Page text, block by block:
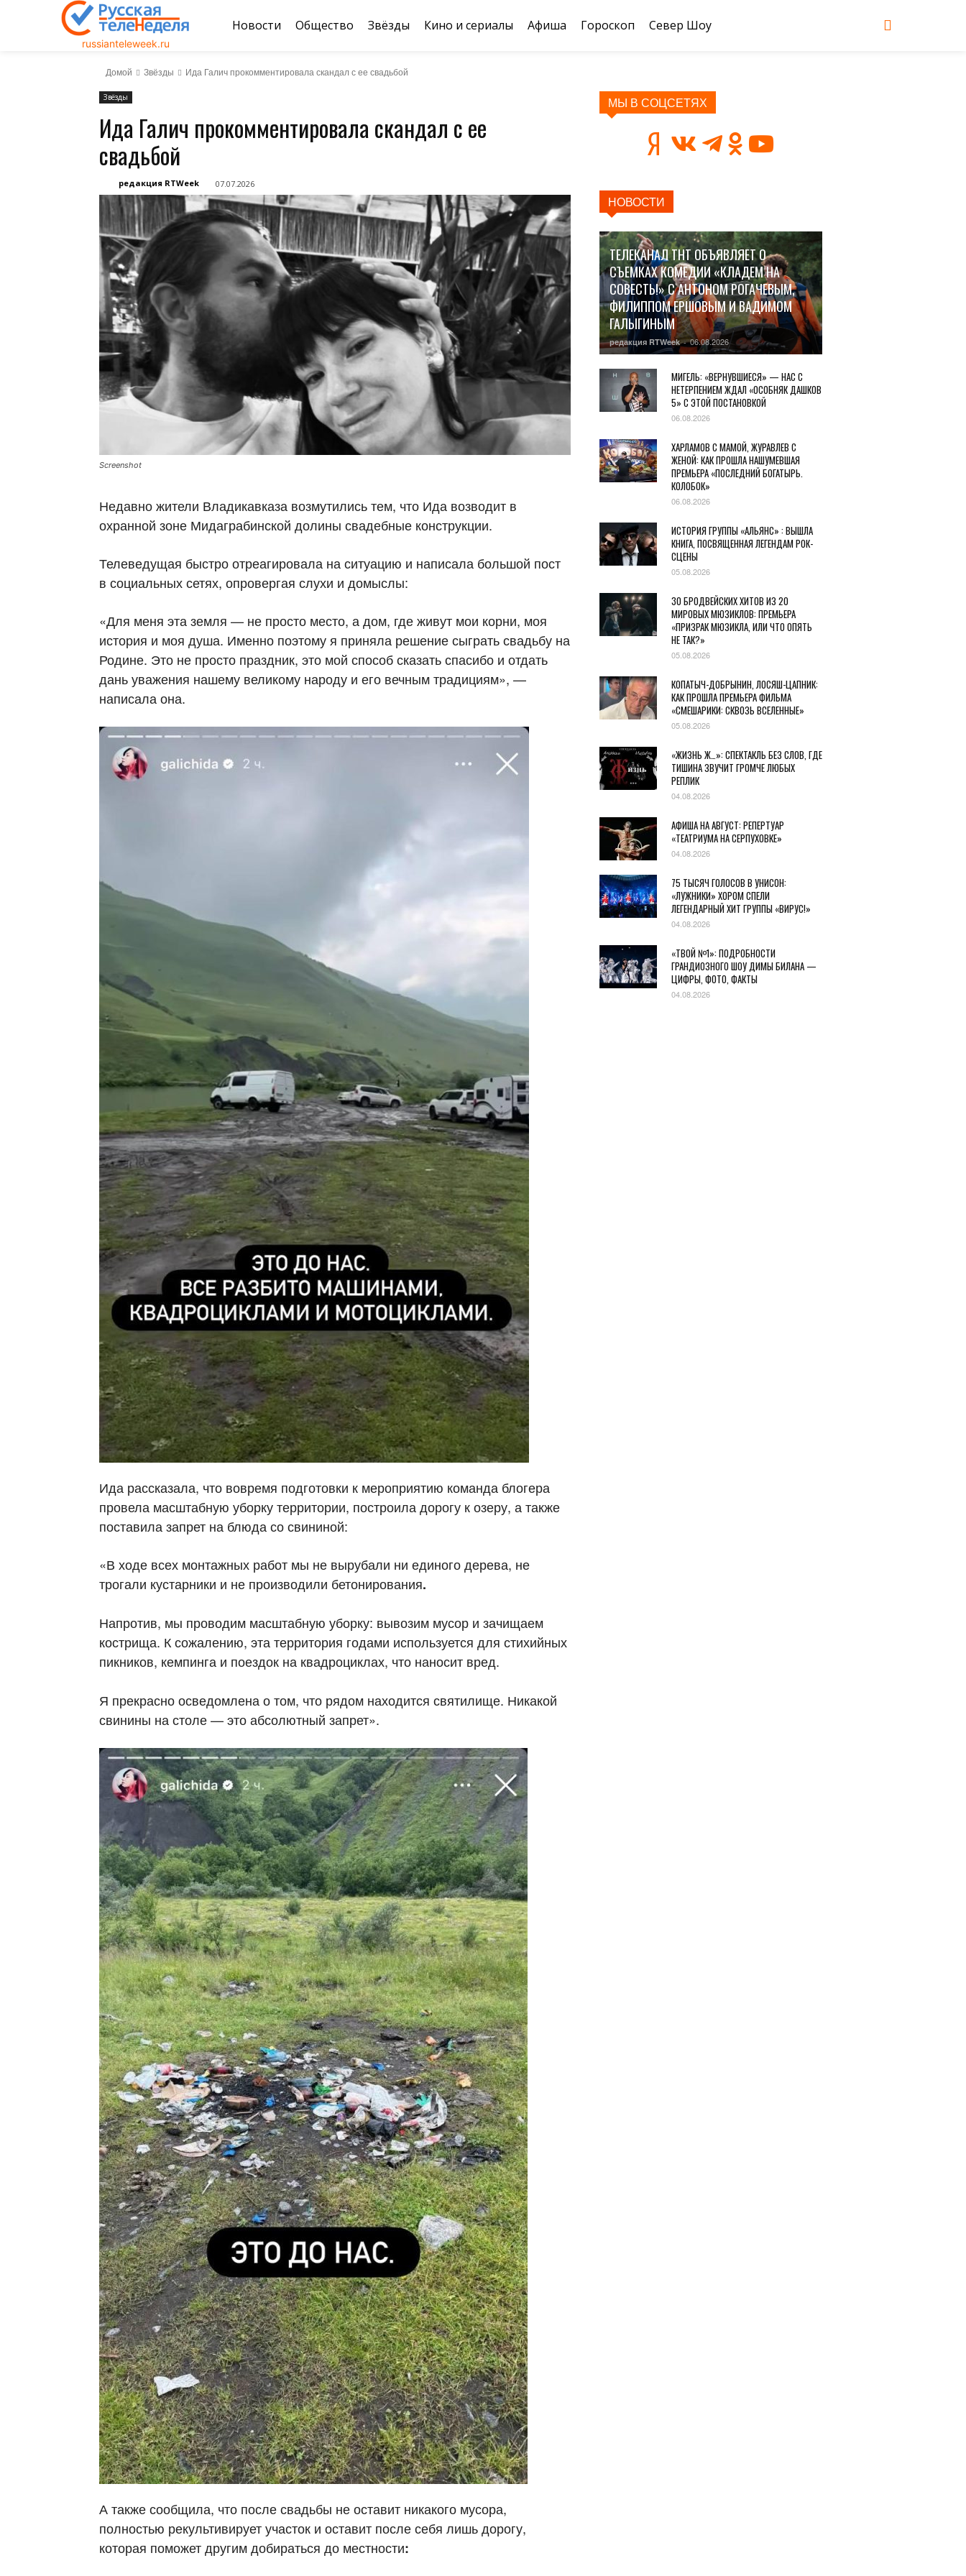
russianteleweek.ru
Новости Общество Звёзды Кино и сериалы Афиша Гороскоп Север Шоу
Домой Звёзды Ида Галич прокомментировала скандал с ее свадьбой
Звёзды
Ида Галич прокомментировала скандал с ее
свадьбой
редакция RTWeek 07.07.2026
Screenshot
Недавно жители Владикавказа возмутились тем, что Ида возводит в
охранной зоне Мидаграбинской долины свадебные конструкции.
Телеведущая быстро отреагировала на ситуацию и написала большой пост
в социальных сетях, опровергая слухи и домыслы:
«Для меня эта земля — не просто место, а дом, где живут мои корни, моя
история и моя душа. Именно поэтому я приняла решение сыграть свадьбу на
Родине. Это не просто праздник, это мой способ сказать спасибо и отдать
дань уважения нашему великому народу и его вечным традициям», —
написала она.
Ида рассказала, что вовремя подготовки к мероприятию команда блогера
провела масштабную уборку территории, построила дорогу к озеру, а также
поставила запрет на блюда со свининой:
«В ходе всех монтажных работ мы не вырубали ни единого дерева, не
трогали кустарники и не производили бетонирования.
Напротив, мы проводим масштабную уборку: вывозим мусор и зачищаем
кострища. К сожалению, эта территория годами используется для стихийных
пикников, кемпинга и поездок на квадроциклах, что наносит вред.
Я прекрасно осведомлена о том, что рядом находится святилище. Никакой
свинины на столе — это абсолютный запрет».
А также сообщила, что после свадьбы не оставит никакого мусора,
полностью рекультивирует участок и оставит после себя лишь дорогу,
которая поможет другим добираться до местности:
МЫ В СОЦСЕТЯХ
НОВОСТИ
ТЕЛЕКАНАЛ ТНТ ОБЪЯВЛЯЕТ О
СЪЕМКАХ КОМЕДИИ «КЛАДЕМ НА
СОВЕСТЬ!» С АНТОНОМ РОГАЧЕВЫМ,
ФИЛИППОМ ЕРШОВЫМ И ВАДИМОМ
ГАЛЫГИНЫМ
редакция RTWeek - 06.08.2026
МИГЕЛЬ: «ВЕРНУВШИЕСЯ» — НАС С
НЕТЕРПЕНИЕМ ЖДАЛ «ОСОБНЯК ДАШКОВ
5» С ЭТОЙ ПОСТАНОВКОЙ
06.08.2026
ХАРЛАМОВ С МАМОЙ, ЖУРАВЛЕВ С
ЖЕНОЙ: КАК ПРОШЛА НАШУМЕВШАЯ
ПРЕМЬЕРА «ПОСЛЕДНИЙ БОГАТЫРЬ.
КОЛОБОК»
06.08.2026
ИСТОРИЯ ГРУППЫ «АЛЬЯНС» : ВЫШЛА
КНИГА, ПОСВЯЩЕННАЯ ЛЕГЕНДАМ РОК-
СЦЕНЫ
05.08.2026
30 БРОДВЕЙСКИХ ХИТОВ ИЗ 20
МИРОВЫХ МЮЗИКЛОВ: ПРЕМЬЕРА
«ПРИЗРАК МЮЗИКЛА, ИЛИ ЧТО ОПЯТЬ
НЕ ТАК?»
05.08.2026
КОПАТЫЧ-ДОБРЫНИН, ЛОСЯШ-ЦАПНИК:
КАК ПРОШЛА ПРЕМЬЕРА ФИЛЬМА
«СМЕШАРИКИ: СКВОЗЬ ВСЕЛЕННЫЕ»
05.08.2026
«ЖИЗНЬ Ж…»: СПЕКТАКЛЬ БЕЗ СЛОВ, ГДЕ
ТИШИНА ЗВУЧИТ ГРОМЧЕ ЛЮБЫХ
РЕПЛИК
04.08.2026
АФИША НА АВГУСТ: РЕПЕРТУАР
«ТЕАТРИУМА НА СЕРПУХОВКЕ»
04.08.2026
75 ТЫСЯЧ ГОЛОСОВ В УНИСОН:
«ЛУЖНИКИ» ХОРОМ СПЕЛИ
ЛЕГЕНДАРНЫЙ ХИТ ГРУППЫ «ВИРУС!»
04.08.2026
«ТВОЙ №1»: ПОДРОБНОСТИ
ГРАНДИОЗНОГО ШОУ ДИМЫ БИЛАНА —
ЦИФРЫ, ФОТО, ФАКТЫ
04.08.2026